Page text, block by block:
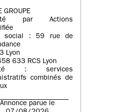
GROUPE
par Actions
social : 59 rue de
Lyon
633 RCS Lyon
: services
combinés de
Annonce parue le